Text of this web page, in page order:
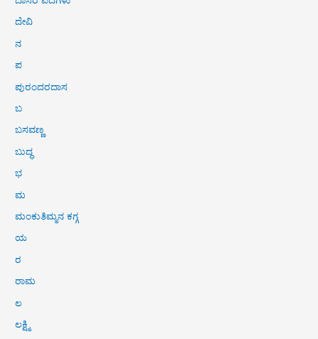
ದೇವಿ
ನ
ಪ
ಪುರಂದರದಾಸ
ಬ
ಬಸವಣ್ಣ
ಬುದ್ಧ
ಭ
ಮ
ಮಂಕುತಿಮ್ಮನ ಕಗ್ಗ
ಯ
ರ
ರಾಮ
ಲ
ಲಕ್ಷ್ಮಿ